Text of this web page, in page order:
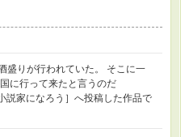
盛りが行われていた。 そこに一
に行って来たと言うのだ
家になろう］へ投稿した作品で